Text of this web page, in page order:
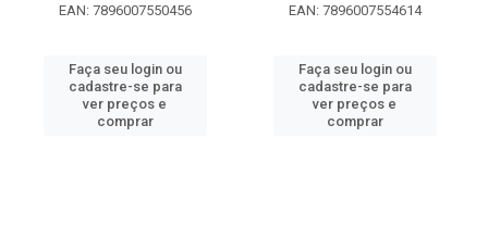
EAN: 7896007550456
Faça seu login ou
cadastre-se para
ver preços e
comprar
EAN: 7896007554614
Faça seu login ou
cadastre-se para
ver preços e
comprar